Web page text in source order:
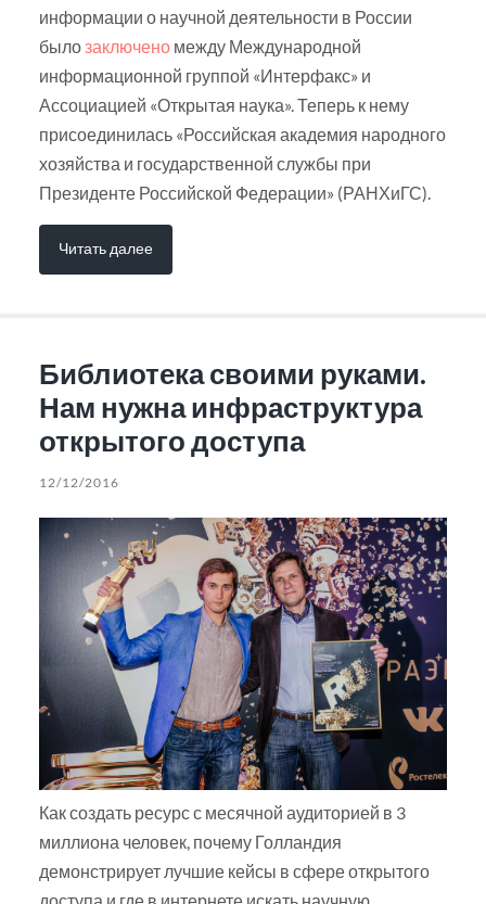
информации о научной деятельности в России
былозаключеномежду Международной
информационной группой «Интерфакс» и
Ассоциацией «Открытая наука». Теперь к нему
присоединилась «Российская академия народного
хозяйства и государственной службы при
Президенте Российской Федерации» (РАНХиГС).
Читать далее
Библиотека своими руками.
Нам нужна инфраструктура
открытого доступа
12/12/2016
Как создать ресурс с месячной аудиторией в 3
миллиона человек, почему Голландия
демонстрирует лучшие кейсы в сфере открытого